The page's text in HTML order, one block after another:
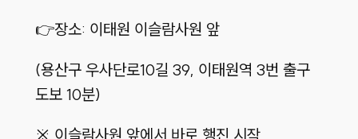
👉장소: 이태원 이슬람사원 앞
(용산구 우사단로10길 39, 이태원역 3번 출구
도보 10분)
※ 이슬람사원 앞에서 바로 행진 시작